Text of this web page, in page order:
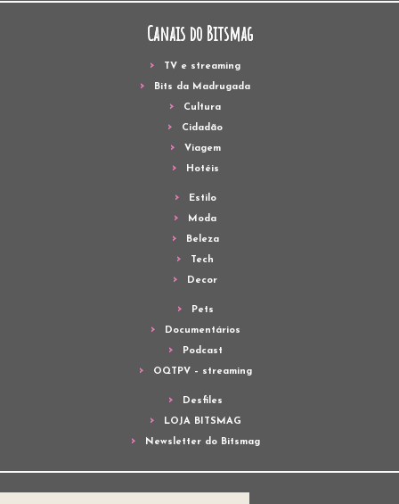
Canais do Bitsmag
TV e streaming
Bits da Madrugada
Cultura
Cidadão
Viagem
Hotéis
Estilo
Moda
Beleza
Tech
Decor
Pets
Documentários
Podcast
OQTPV – streaming
Desfiles
LOJA BITSMAG
Newsletter do Bitsmag